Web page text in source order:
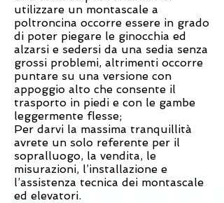
utilizzare un montascale a
poltroncina occorre essere in grado
di poter piegare le ginocchia ed
alzarsi e sedersi da una sedia senza
grossi problemi, altrimenti occorre
puntare su una versione con
appoggio alto che consente il
trasporto in piedi e con le gambe
leggermente flesse;
Per darvi la massima tranquillità
avrete un solo referente per il
sopralluogo, la vendita, le
misurazioni, l’installazione e
l’assistenza tecnica dei montascale
ed elevatori.